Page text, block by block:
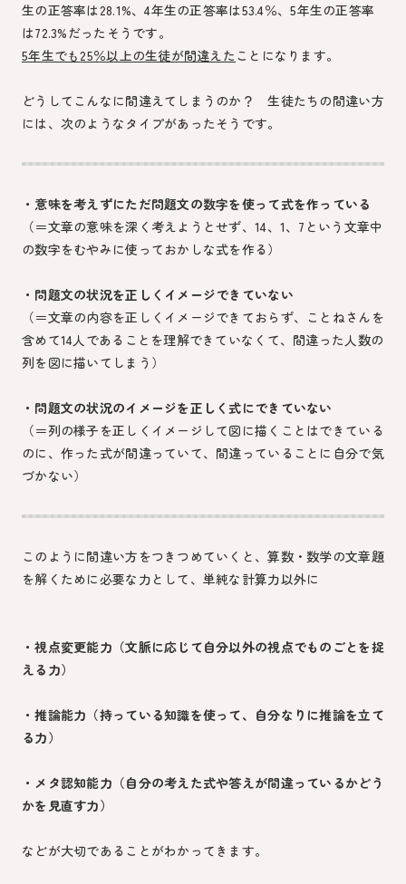
生の正答率は28.1%、4年生の正答率は53.4％、5年生の正答率
は72.3%だったそうです。
5年生でも25％以上の生徒が間違えた ことになります。
どうしてこんなに間違えてしまうのか？ 生徒たちの間違い方
には、次のようなタイプがあったそうです。
・意味を考えずにただ問題文の数字を使って式を作っている
（＝文章の意味を深く考えようとせず、14、1、7という文章中
の数字をむやみに使っておかしな式を作る）
・問題文の状況を正しくイメージできていない
（＝文章の内容を正しくイメージできておらず、ことねさんを
含めて14人であることを理解できていなくて、間違った人数の
列を図に描いてしまう）
・問題文の状況のイメージを正しく式にできていない
（＝列の様子を正しくイメージして図に描くことはできている
のに、作った式が間違っていて、間違っていることに自分で気
づかない）
このように間違い方をつきつめていくと、算数・数学の文章題
を解くために必要な力として、単純な計算力以外に
・視点変更能力（文脈に応じて自分以外の視点でものごとを捉
える力）
・推論能力（持っている知識を使って、自分なりに推論を立て
る力）
・メタ認知能力（自分の考えた式や答えが間違っているかどう
かを見直す力）
などが大切であることがわかってきます。